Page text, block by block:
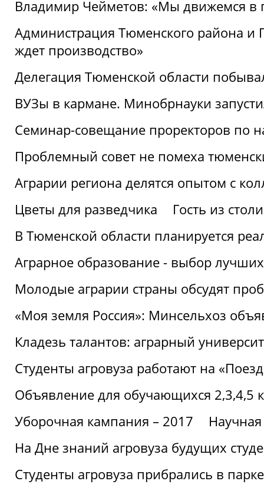
Владимир Чейметов: «Мы движемся в
Администрация Тюменского района и
ждет производство»
Делегация Тюменской области
ВУЗы в кармане. Минобрнауки
Семинар-совещание проректоров по
Проблемный совет не помеха
Аграрии региона делятся опытом с
Цветы для разведчика
Гость из
В Тюменской области планируется
Аграрное образование - выбор лучших
Молодые аграрии страны обсудят
«Моя земля Россия»: Минсельхоз
Кладезь талантов: аграрный
Студенты агровуза работают на
Объявление для обучающихся 2,3,4,5
Уборочная кампания – 2017
На Дне знаний агровуза будущих
Студенты агровуза прибрались в